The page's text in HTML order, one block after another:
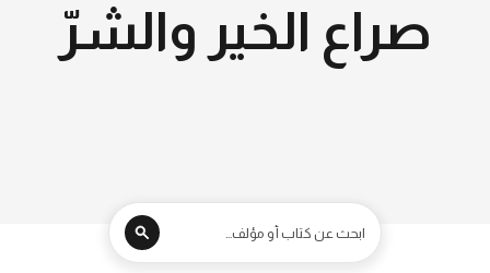
صراع الخير والشرّ